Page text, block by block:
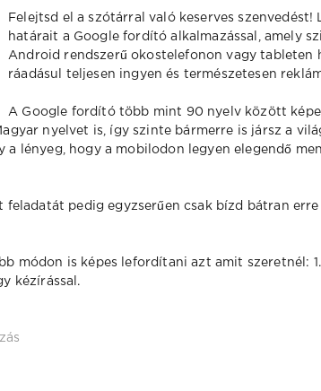
Felejtsd el a szótárral való keserves szenvedést!
határait a Google fordító alkalmazással, amely
Android rendszerű okostelefonon vagy tableten
ráadásul teljesen ingyen és természetesen
A Google fordító több mint 90 nyelv között
nyelvet is, így szinte bármerre is jársz a
a lényeg, hogy a mobilodon legyen elegendő
feladatát pedig egyzserűen csak bízd bátran
módon is képes lefordítani azt amit szeretnél: 1.
kézírással.